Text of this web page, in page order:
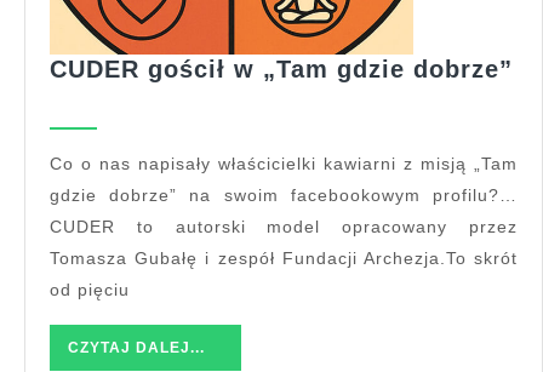
CUDER gościł w „Tam gdzie dobrze”
Co o nas napisały właścicielki kawiarni z misją „Tam
gdzie dobrze” na swoim facebookowym profilu?…
CUDER to autorski model opracowany przez
Tomasza Gubałę i zespół Fundacji Archezja.To skrót
od pięciu
CZYTAJ DALEJ...